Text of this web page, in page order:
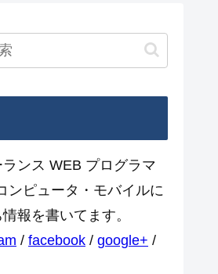
ランス WEB プログラマ
ンピュータ・モバイルに
報を書いてます。
/ facebook / google+ /